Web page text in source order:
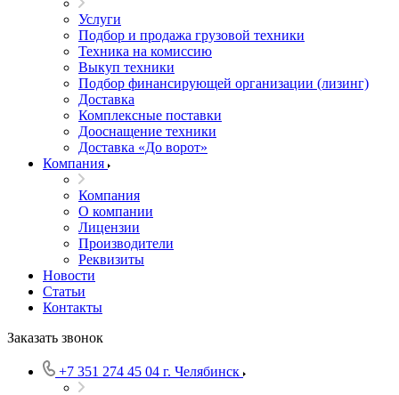
Услуги
Подбор и продажа грузовой техники
Техника на комиссию
Выкуп техники
Подбор финансирующей организации (лизинг)
Доставка
Комплексные поставки
Дооснащение техники
Доставка «До ворот»
Компания
Компания
О компании
Лицензии
Производители
Реквизиты
Новости
Статьи
Контакты
Заказать звонок
+7 351 274 45 04 г. Челябинск